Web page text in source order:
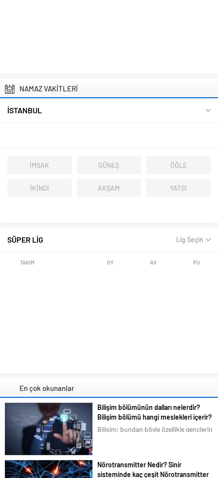
NAMAZ VAKİTLERİ
İSTANBUL
İMSAK GÜNEŞ ÖĞLE
İKİNDİ AKŞAM YATSI
Lig Seçin
SÜPER LİG
TAKIM OY AV PU
En çok okunanlar
Bilişim bölümünün dalları nelerdir?
Bilişim bölümü hangi meslekleri içerir?
Bilişim; bundan böyle özellikle gençlerin
en basit bir şeyi bile akıllı telefonlarımız
Nörotransmitter Nedir? Sinir
sisteminde kaç çeşit Nörotransmitter